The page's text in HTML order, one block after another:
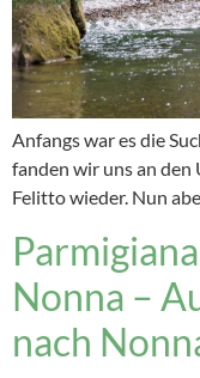
Anfangs war es die
fanden wir uns an den
Felitto wieder. Nun
Nonna –
nach